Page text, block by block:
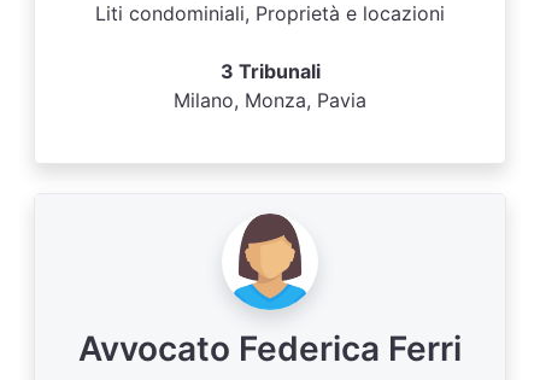
Liti condominiali, Proprietà e locazioni
3 Tribunali
Milano, Monza, Pavia
Avvocato Federica Ferri